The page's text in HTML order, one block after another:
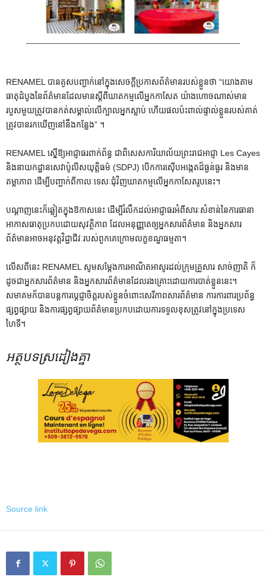
RENAMEL បានគូសបញ្ជាក់នៅក្នុងសេចក្តីប្រកាសព័ត៌មានរបស់ខ្លួនថា “យោងតាម
ធាតុដំបូងនៃព័ត៌មានដែលមានស្តីពីឃាតកម្មលើអ្នកកាសែត យ៉ាងហោចណាស់មាន
របួសមួយត្រូវបានកត់សម្គាល់លើក្បាលអ្នកស្លាប់ ហើយផលប៉ះពាល់ផ្ទាល់ខ្លួនរបស់គាត់
ត្រូវបានរកឃើញនៅនឹងកន្លែង” ។
RENAMEL ស្នើឱ្យអាជ្ញាធរពាក់ព័ន្ធ ជាពិសេសការិយាល័យព្រះរាជអាជ្ញា Les Cayes
និងនាយកដ្ឋានសេវាប៉ូលីសយុត្តិធម៌ (SDPJ) បើកការស៊ើបអង្កេតដ៏ធ្ងន់ធ្ងរ និងមាន
តម្លាភាព ដើម្បីបញ្ជាក់ពីកាលៈទេសៈជុំវិញឃាតកម្មលើអ្នកកាសែតរូបនេះ។
បណ្តាញនេះក៏ឆ្លៀតក្នុងឱកាសនេះ ដើម្បីរំលឹកដល់អាជ្ញាធរអំពីសារៈសំខាន់នៃការធានា
អាកាសធាតុប្រកបដោយសុវត្ថិភាព ដែលអនុញ្ញាតឲ្យអ្នកសារព័ត៌មាន និងអ្នកសារ
ព័ត៌មានអាចអនុវត្តវិជ្ជាជីវៈរបស់ពួកគេក្រោមលក្ខខណ្ឌធម្មតា។
លើសពីនេះ RENAMEL សូមសម្តែងការអាណិតអាសូរដល់ក្រុមគ្រួសារ សាច់ញាតិ ក៏
ដូចជាអ្នកសារព័ត៌មាន និងអ្នកសារព័ត៌មានដែលរងគ្រោះដោយការបាត់ខ្លួននេះ។
សមាគមក៏បានបន្តការប្តេជ្ញាចិត្តរបស់ខ្លួនចំពោះសេរីភាពសារព័ត៌មាន ការការពារប្រព័ន្ធ
ផ្សព្វផ្សាយ និងការផ្សព្វផ្សាយព័ត៌មានប្រកបដោយការទទួលខុសត្រូវនៅក្នុងប្រទេស
ហៃទី។
អត្ថបទស្រដៀងគ្នា
Source link